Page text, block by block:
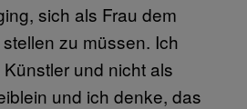
sich als Frau dem
zu müssen. Ich
und nicht als
und ich denke, das